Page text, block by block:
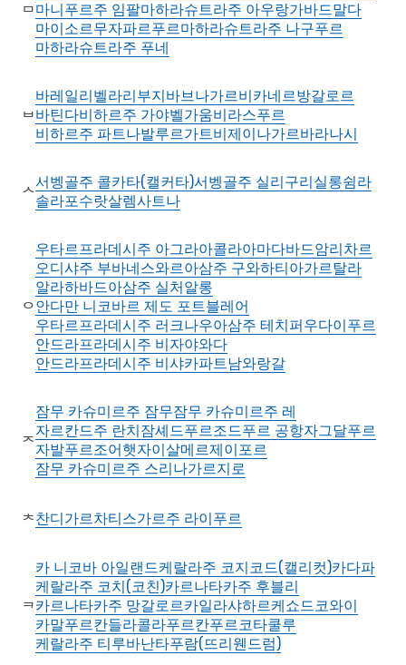
ᄆ마니푸르주 임팔마하라슈트라주 아우랑가바드말다
마이소르무자파르푸르마하라슈트라주 나구푸르
마하라슈트라주 푸네
ᄇ
바레일리벨라리부지바브나가르비카네르방갈로르
바틴다비하르주 가야벨가움비라스푸르
비하르주 파트나발루르가트비제이나가르바라나시
ᄉ
서벵골주 콜카타(캘커타)서벵골주 실리구리실롱쉼라
솔라포수랏살렘사트나
ᄋ
우타르프라데시주 아그라아콜라아마다바드암리차르
오디샤주 부바네스와르아삼주 구와하티아가르탈라
알라하바드아삼주 실처알롱
안다만 니코바르 제도 포트블레어
우타르프라데시주 러크나우아삼주 테치퍼우다이푸르
안드라프라데시주 비자야와다
안드라프라데시주 비샤카파트남와랑갈
ᄌ
잠무 카슈미르주 잠무잠무 카슈미르주 레
자르칸드주 란치잠셰드푸르조드푸르 공항자그달푸르
자발푸르조어햇자이살메르제이포르
잠무 카슈미르주 스리나가르지로
ᄎ찬디가르차티스가르주 라이푸르
ᄏ
카 니코바 아일랜드케랄라주 코지코드(캘리컷)카다파
케랄라주 코치(코친)카르나타카주 후블리
카르나타카주 망갈로르카일라샤하르케쇼드코와이
카말푸르칸들라콜라푸르칸푸르코타쿨루
케랄라주 티루바난타푸람(뜨리웬드럼)